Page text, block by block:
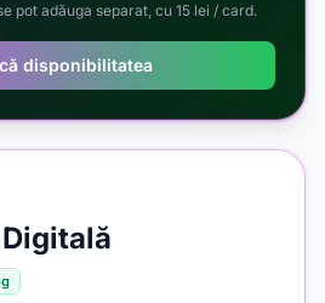
pot adăuga separat, cu 15 lei / card.
disponibilitatea